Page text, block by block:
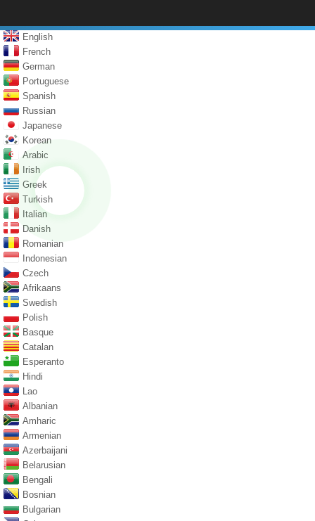
English
French
German
Portuguese
Spanish
Russian
Japanese
Korean
Arabic
Irish
Greek
Turkish
Italian
Danish
Romanian
Indonesian
Czech
Afrikaans
Swedish
Polish
Basque
Catalan
Esperanto
Hindi
Lao
Albanian
Amharic
Armenian
Azerbaijani
Belarusian
Bengali
Bosnian
Bulgarian